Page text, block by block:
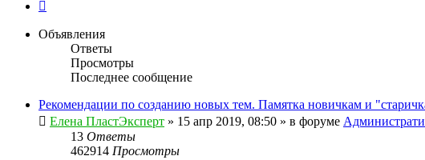
Объявления
Ответы
Просмотры
Последнее сообщение
Рекомендации по созданию новых тем. Памятка новичкам и
Елена ПластЭксперт » 15 апр 2019, 08:50 » в форуме
13 Ответы
462914 Просмотры